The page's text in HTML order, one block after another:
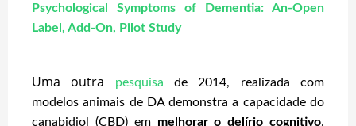
Psychological Symptoms of Dementia: An-Open
Label, Add-On, Pilot Study
Uma outra pesquisa de 2014, realizada com
modelos animais de DA demonstra a capacidade do
canabidiol (CBD) em melhorar o delírio cognitivo.